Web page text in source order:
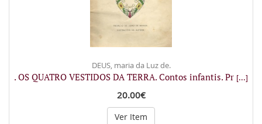
DEUS, maria da Luz de.
. OS QUATRO VESTIDOS DA TERRA. Contos infantis. Pr [...]
20.00€
Ver Item